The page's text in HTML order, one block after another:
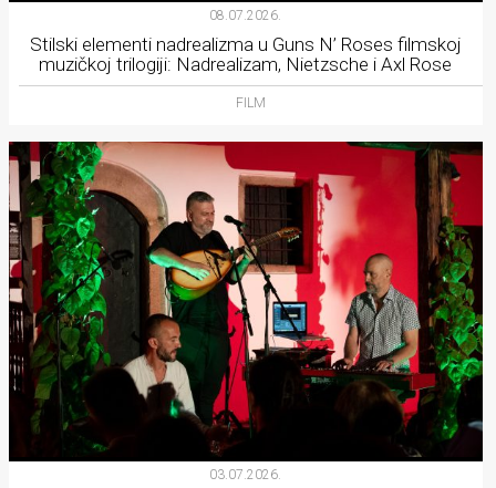
08.07.2026.
Stilski elementi nadrealizma u Guns N’ Roses filmskoj
muzičkoj trilogiji: Nadrealizam, Nietzsche i Axl Rose
FILM
03.07.2026.